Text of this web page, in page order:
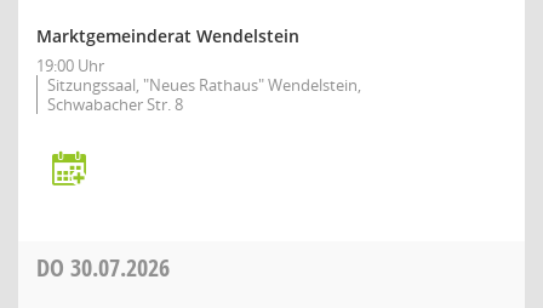
Marktgemeinderat Wendelstein
19:00 Uhr
Sitzungssaal, "Neues Rathaus" Wendelstein,
Schwabacher Str. 8
DO 30.07.2026